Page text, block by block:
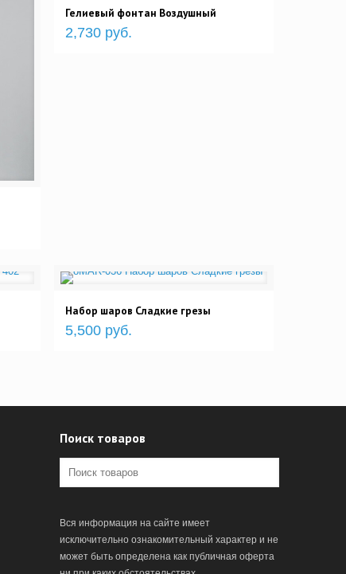
Гелиевый фонтан Воздушный
2,730 руб.
Набор шаров Сладкие грезы
5,500 руб.
Поиск товаров
Вся информация на сайте имеет
исключительно ознакомительный характер и не
может быть определена как публичная оферта